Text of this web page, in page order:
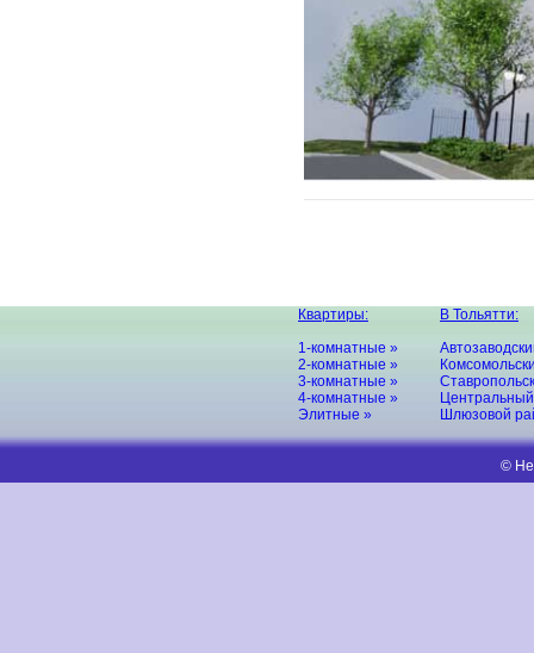
Квартиры:
1-комнатные »
2-комнатные »
3-комнатные »
4-комнатные »
Элитные »
В Тольятти:
Шлюзовой
©